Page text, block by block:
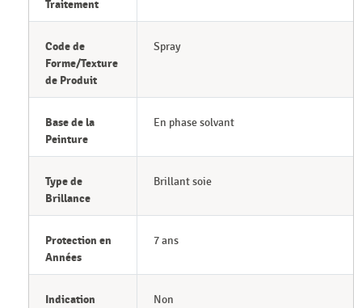
Traitement
Code de
Forme/Texture
de Produit
Spray
Base de la
Peinture
En phase solvant
Type de
Brillance
Brillant soie
Protection en
Années
7 ans
Indication
Non